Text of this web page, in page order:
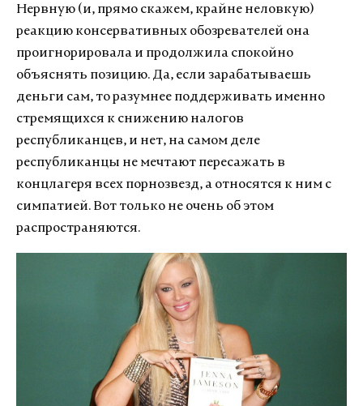
Нервную (и, прямо скажем, крайне неловкую)
реакцию консервативных обозревателей она
проигнорировала и продолжила спокойно
объяснять позицию. Да, если зарабатываешь
деньги сам, то разумнее поддерживать именно
стремящихся к снижению налогов
республиканцев, и нет, на самом деле
республиканцы не мечтают пересажать в
концлагеря всех порнозвезд, а относятся к ним с
симпатией. Вот только не очень об этом
распространяются.